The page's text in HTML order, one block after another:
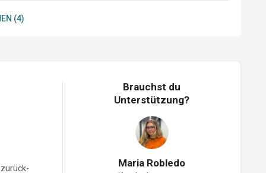
(4)
Brauchst du
Unterstützung?
Maria Robledo